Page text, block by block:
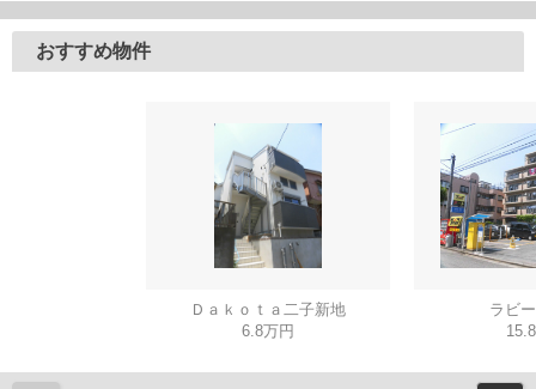
おすすめ物件
Ｄａｋｏｔａ二子新地
6.8万円
ラビ